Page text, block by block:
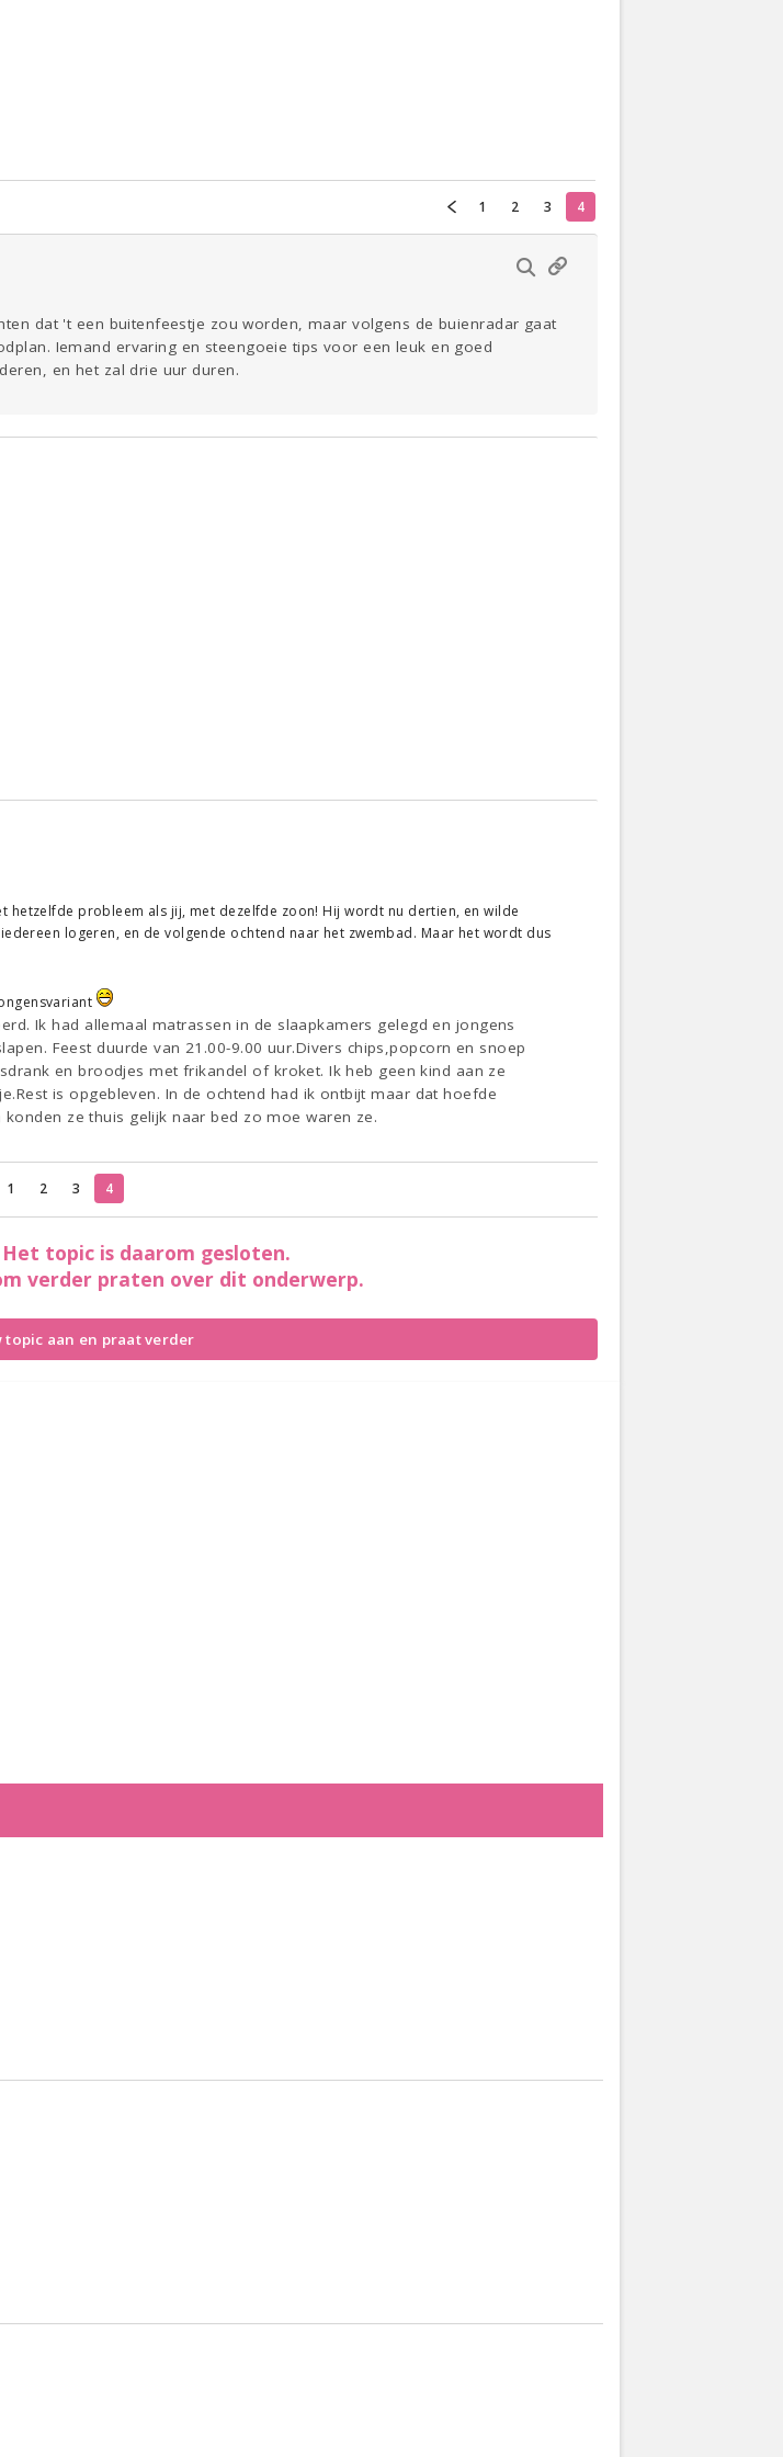
Mode &
Zwanger Thuis Klussen
1 2 3 4
dat 't een buitenfeestje zou worden, maar volgens de buienradar gaat
Iemand ervaring en steengoeie tips voor een leuk en goed
en het zal drie uur duren.
hetzelfde probleem als jij, met dezelfde zoon! Hij wordt nu dertien, en wilde
logeren, en de volgende ochtend naar het zwembad. Maar het wordt dus
Ik had allemaal matrassen in de slaapkamers gelegd en jongens
Feest duurde van 21.00-9.00 uur.Divers chips,popcorn en snoep
en broodjes met frikandel of kroket. Ik heb geen kind aan ze
is opgebleven. In de ochtend had ik ontbijt maar dat hoefde
ze thuis gelijk naar bed zo moe waren ze.
1 2 3 4
topic is daarom gesloten.
verder praten over dit onderwerp.
topic aan en praat verder